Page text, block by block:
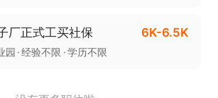
厂正式工买社保 6K-6.5K
园 经验不限 学历不限